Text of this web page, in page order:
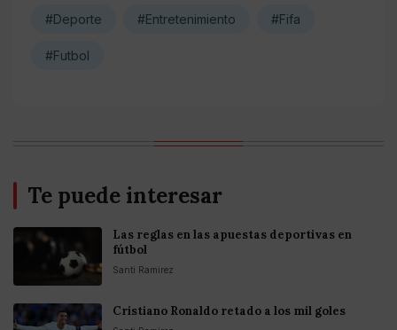
#Deporte #Entretenimiento #Fifa
#Futbol
Te puede interesar
Las reglas en las apuestas deportivas en
fútbol
Santi Ramirez
Cristiano Ronaldo retado a los mil goles